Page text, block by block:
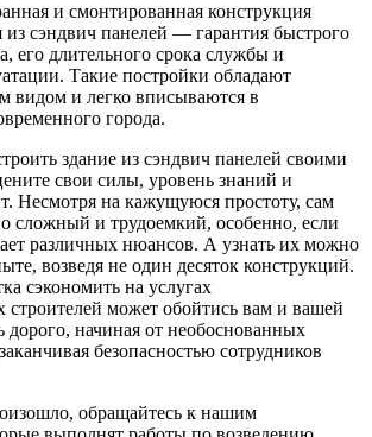
и смонтированная конструкция
из сэндвич панелей — гарантия быстрого
его длительного срока службы и
Такие постройки обладают
видом и легко вписываются в
города.
здание из сэндвич панелей своими
свои силы, уровень знаний и
Несмотря на кажущуюся простоту, сам
сложный и трудоемкий, особенно, если
различных нюансов. А узнать их можно
возведя не один десяток конструкций.
сэкономить на услугах
строителей может обойтись вам и вашей
дорого, начиная от необоснованных
безопасностью сотрудников
обращайтесь к нашим